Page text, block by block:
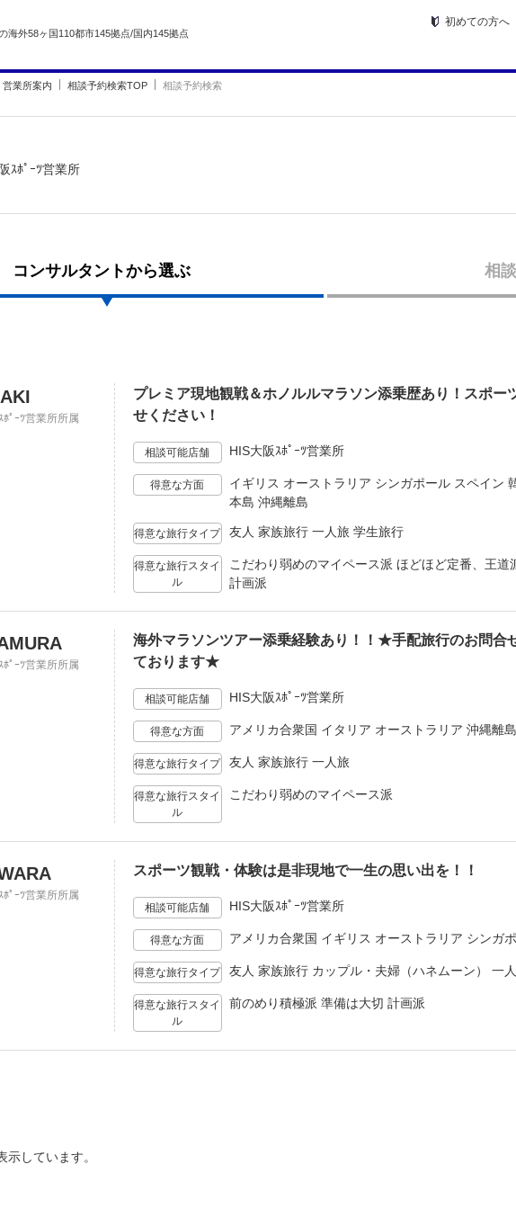
海外58ヶ国110都市145拠点/国内145拠点
初めての方へ
営業所案内 相談予約検索TOP 相談予約検索
ｽﾎﾟｰﾂ営業所
コンサルタントから選ぶ 相
ﾎﾟｰﾂ営業所所属
プレミア現地観戦＆ホノルルマラソン添乗歴あり！スポー
せください！
相談可能店舗 HIS大阪ｽﾎﾟｰﾂ営業所
得意な方面
イギリス オーストラリア シンガポール スペイン
本島 沖縄離島
得意な旅行タイプ 友人 家族旅行 一人旅 学生旅行
得意な旅行スタイ
ル
こだわり弱めのマイペース派 ほどほど定番、王道
計画派
ﾎﾟｰﾂ営業所所属
海外マラソンツアー添乗経験あり！！★手配旅行のお問合
ております★
相談可能店舗 HIS大阪ｽﾎﾟｰﾂ営業所
得意な方面 アメリカ合衆国 イタリア オーストラリア 沖縄離島
得意な旅行タイプ 友人 家族旅行 一人旅
得意な旅行スタイ
ル
こだわり弱めのマイペース派
ﾎﾟｰﾂ営業所所属
スポーツ観戦・体験は是非現地で一生の思い出を！！
相談可能店舗 HIS大阪ｽﾎﾟｰﾂ営業所
得意な方面 アメリカ合衆国 イギリス オーストラリア シンガ
得意な旅行タイプ 友人 家族旅行 カップル・夫婦（ハネムーン） 一
得意な旅行スタイ
ル
前のめり積極派 準備は大切 計画派
示しています。